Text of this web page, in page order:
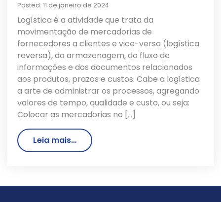
Posted: 11 de janeiro de 2024
Logística é a atividade que trata da
movimentação de mercadorias de
fornecedores a clientes e vice-versa (logística
reversa), da armazenagem, do fluxo de
informações e dos documentos relacionados
aos produtos, prazos e custos. Cabe a logística
a arte de administrar os processos, agregando
valores de tempo, qualidade e custo, ou seja:
Colocar as mercadorias no […]
Leia mais…